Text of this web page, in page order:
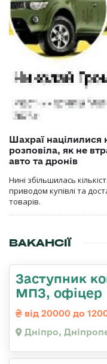
Шахраї націлилися
розповіла, як не
авто та дронів
Нині збільшилась
приводом купівлі та
товарів.
ВАКАНСІЇ
Заступник
МПЗ, офіцер
від 20000 до
Дніпро,